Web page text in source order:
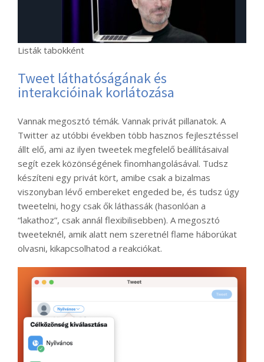
Listák tabokként
Tweet láthatóságának és
interakcióinak korlátozása
Vannak megosztó témák. Vannak privát pillanatok. A
Twitter az utóbbi években több hasznos fejlesztéssel
állt elő, ami az ilyen tweetek megfelelő beállításaival
segít ezek közönségének finomhangolásával. Tudsz
készíteni egy privát kört, amibe csak a bizalmas
viszonyban lévő embereket engeded be, és tudsz úgy
tweetelni, hogy csak ők láthassák (hasonlóan a
“lakathoz”, csak annál flexibilisebben). A megosztó
tweeteknél, amik alatt nem szeretnél flame háborúkat
olvasni, kikapcsolhatod a reakciókat.